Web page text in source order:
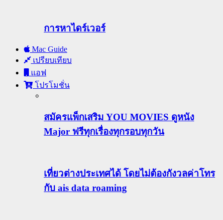
การหาไดร์เวอร์
Mac Guide
เปรียบเทียบ
แอฟ
โปรโมชั่น
สมัครแพ็กเสริม YOU MOVIES ดูหนัง
Major ฟรีทุกเรื่องทุกรอบทุกวัน
เที่ยวต่างประเทศได้ โดยไม่ต้องกังวลค่าโทร
กับ ais data roaming